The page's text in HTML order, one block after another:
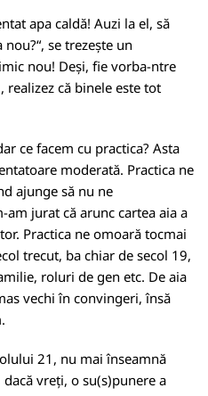
apa caldă! Auzi la el, să
se trezește un
nou! Deși, fie vorba-ntre
realizez că binele este tot
ce facem cu practica? Asta
moderată. Practica ne
ajunge să nu ne
am jurat că arunc cartea aia a
Practica ne omoară tocmai
trecut, ba chiar de secol 19,
roluri de gen etc. De aia
vechi în convingeri, însă
21, nu mai înseamnă
vreți, o su(s)punere a